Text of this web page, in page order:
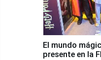
El mundo
presente en la